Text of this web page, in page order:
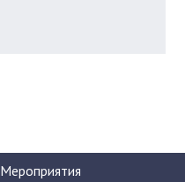
Мероприятия